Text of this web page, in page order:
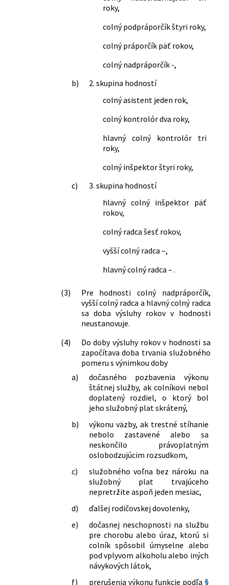
roky,
colný podpráporčík štyri roky,
colný práporčík päť rokov,
colný nadpráporčík -,
b)
2. skupina hodností
colný asistent jeden rok,
colný kontrolór dva roky,
hlavný colný kontrolór tri
roky,
colný inšpektor štyri roky,
c)
3. skupina hodností
hlavný colný inšpektor päť
rokov,
colný radca šesť rokov,
vyšší colný radca –,
hlavný colný radca – .
(3)
Pre hodnosti colný nadpráporčík,
vyšší colný radca a hlavný colný radca
sa doba výsluhy rokov v hodnosti
neustanovuje.
(4)
Do doby výsluhy rokov v hodnosti sa
započítava doba trvania služobného
pomeru s výnimkou doby
a)
dočasného pozbavenia výkonu
štátnej služby, ak colníkovi nebol
doplatený rozdiel, o ktorý bol
jeho služobný plat skrátený,
b)
výkonu väzby, ak trestné stíhanie
nebolo zastavené alebo sa
neskončilo právoplatným
oslobodzujúcim rozsudkom,
c)
služobného voľna bez nároku na
služobný plat trvajúceho
nepretržite aspoň jeden mesiac,
d)
ďalšej rodičovskej dovolenky,
e)
dočasnej neschopnosti na službu
pre chorobu alebo úraz, ktorú si
colník spôsobil úmyselne alebo
pod vplyvom alkoholu alebo iných
návykových látok,
f)
prerušenia výkonu funkcie podľa §